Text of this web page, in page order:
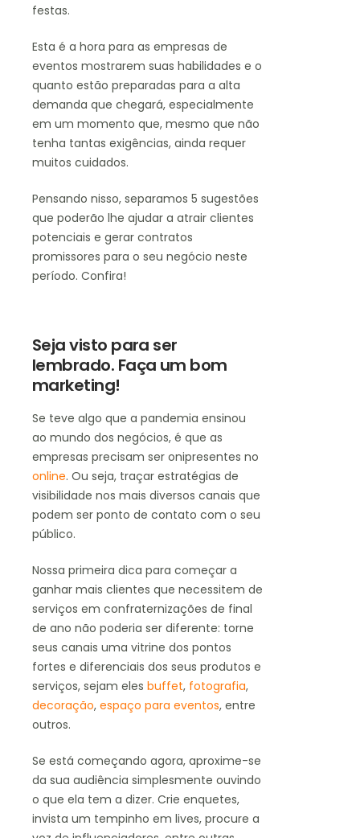
festas.
Esta é a hora para as empresas de
eventos mostrarem suas habilidades e o
quanto estão preparadas para a alta
demanda que chegará, especialmente
em um momento que, mesmo que não
tenha tantas exigências, ainda requer
muitos cuidados.
Pensando nisso, separamos 5 sugestões
que poderão lhe ajudar a atrair clientes
potenciais e gerar contratos
promissores para o seu negócio neste
período. Confira!
Seja visto para ser
lembrado. Faça um bom
marketing!
Se teve algo que a pandemia ensinou
ao mundo dos negócios, é que as
empresas precisam ser onipresentes no
online. Ou seja, traçar estratégias de
visibilidade nos mais diversos canais que
podem ser ponto de contato com o seu
público.
Nossa primeira dica para começar a
ganhar mais clientes que necessitem de
serviços em confraternizações de final
de ano não poderia ser diferente: torne
seus canais uma vitrine dos pontos
fortes e diferenciais dos seus produtos e
serviços, sejam eles buffet, fotografia,
decoração, espaço para eventos, entre
outros.
Se está começando agora, aproxime-se
da sua audiência simplesmente ouvindo
o que ela tem a dizer. Crie enquetes,
invista um tempinho em lives, procure a